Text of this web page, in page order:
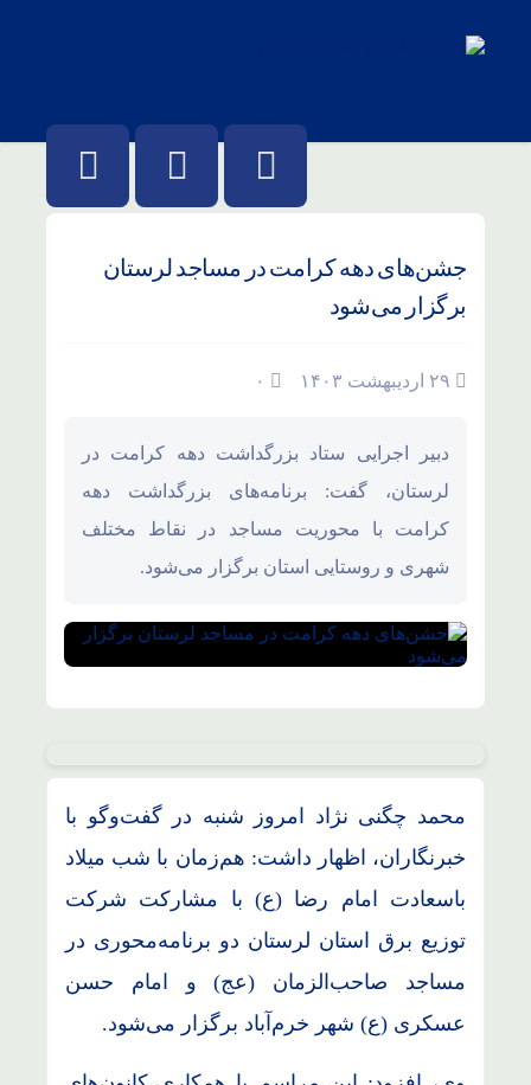
جشن‌های دهه کرامت در مساجد لرستان
برگزار می‌شود
۰
دبیر اجرایی ستاد بزرگداشت دهه کرامت در
لرستان، گفت: برنامه‌های بزرگداشت دهه
کرامت با محوریت مساجد در نقاط مختلف
شهری و روستایی استان برگزار می‌شود.
محمد چگنی نژاد امروز شنبه در گفت‌وگو با
خبرنگاران، اظهار داشت: هم‌زمان با شب میلاد
باسعادت امام رضا (ع) با مشارکت شرکت
توزیع برق استان لرستان دو برنامه‌محوری در
مساجد صاحب‌الزمان (عج) و امام حسن
عسکری (ع) شهر خرم‌آباد برگزار می‌شود.